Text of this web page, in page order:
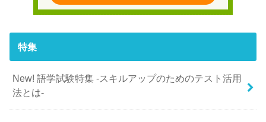
特集
New! 語学試験特集 -スキルアップのためのテスト活用
法とは-